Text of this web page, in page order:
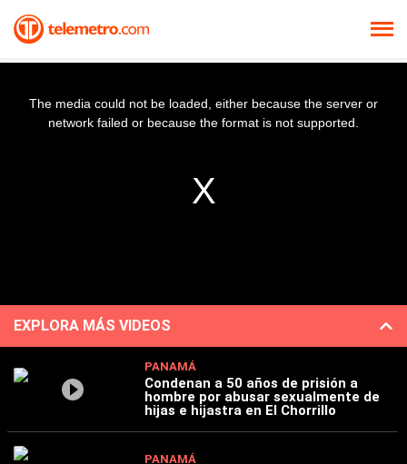
The media could not be loaded, either because the server or
network failed or because the format is not supported.
EXPLORA MÁS VIDEOS
PANAMÁ
Condenan a 50 años de prisión a
hombre por abusar sexualmente de
hijas e hijastra en El Chorrillo
PANAMÁ